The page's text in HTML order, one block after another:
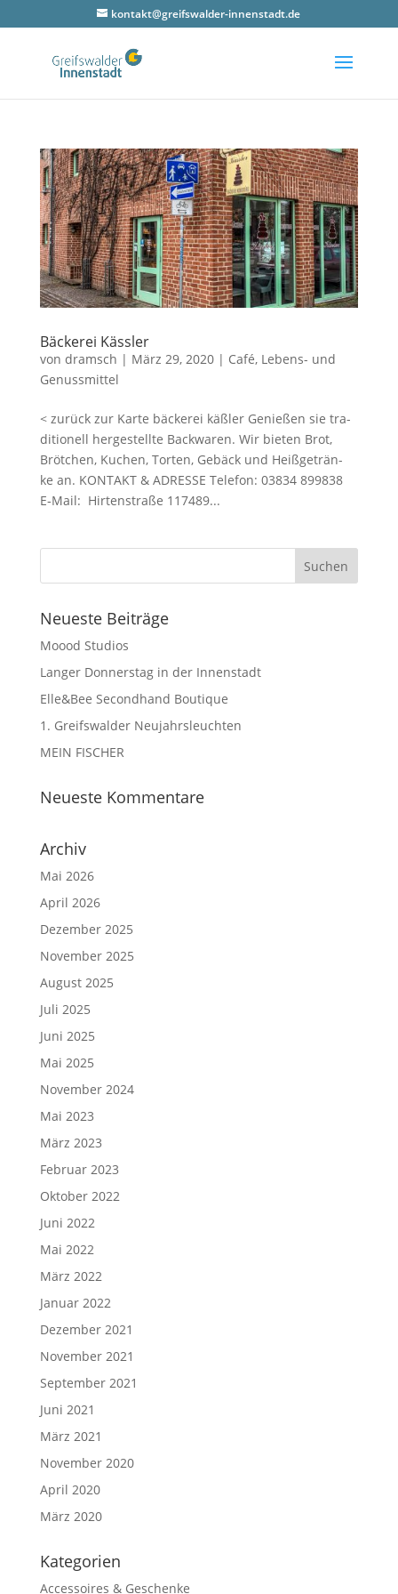
kontakt@greifswalder-innenstadt.de
Bäcke­rei Kässler
von dramsch | März 29, 2020| Café, Lebens- und
Genussmittel
< zurück zur Karte bäcke­rei käßler Genie­ßen sie tra­
di­tio­nell her­ge­stell­te Back­wa­ren. Wir bie­ten Brot,
Bröt­chen, Kuchen, Tor­ten, Gebäck und Heiß­ge­trän­
ke an. KONTAKT & ADRESSE Tele­fon: 03834 899838
E‑Mail: Hir­ten­stra­ße 117489...
Neu­es­te Beiträge
Moood Stu­di­os
Lan­ger Don­ners­tag in der Innenstadt
Elle&Bee Second­hand Boutique
1. Greifs­wal­der Neujahrsleuchten
MEIN FISCHER
Neu­es­te Kommentare
Archiv
Mai 2026
April 2026
Dezember 2025
November 2025
August 2025
Juli 2025
Juni 2025
Mai 2025
November 2024
Mai 2023
März 2023
Februar 2023
Oktober 2022
Juni 2022
Mai 2022
März 2022
Januar 2022
Dezember 2021
November 2021
September 2021
Juni 2021
März 2021
November 2020
April 2020
März 2020
Kate­go­rien
Accessoires & Geschenke